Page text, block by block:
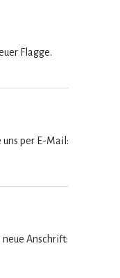
Flagge.
per E-Mail:
neue Anschrift: